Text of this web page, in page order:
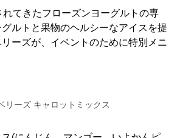
てきたフローズンヨーグルトの専
ルトと果物のヘルシーなアイスを提
ーズが、イベントのために特別メニ
リーズ キャロットミックス